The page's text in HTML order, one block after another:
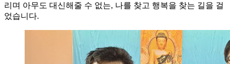
리며 아무도 대신해줄 수 없는, 나를 찾고 행복을 찾는 길을 걸
었습니다.